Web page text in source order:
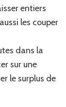
entiers
les couper
dans la
sur une
le surplus de